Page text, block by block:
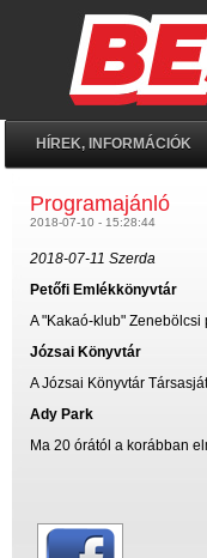
HÍREK, INFORMÁCIÓK
Programajánló
2018-07-10 - 15:28:44
2018-07-11 Szerda
Petőfi Emlékkönyvtár
A "Kakaó-klub"
Józsai Könyvtár
A Józsai Könyvtár
Ady Park
Ma 20 órától a korábban